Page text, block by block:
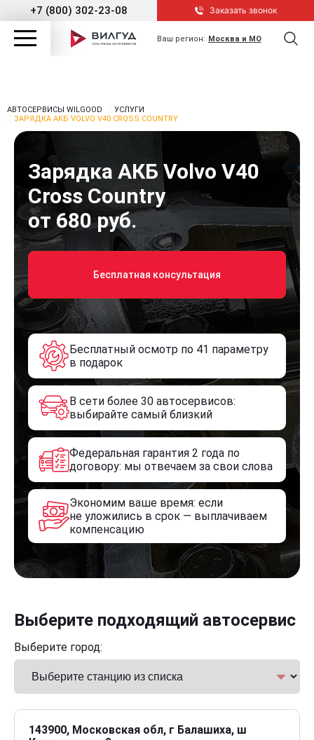
+7 (800) 302-23-08 Заказать звонок
Ваш регион: Москва и МО
АВТОСЕРВИСЫ WILGOOD
УСЛУГИ
ЗАРЯДКА АКБ VOLVO V40 CROSS COUNTRY
Зарядка АКБ Volvo V40
Cross Country
от 680 руб.
Бесплатная консультация
Бесплатный осмотр по 41 параметру
в подарок
В сети более 30 автосервисов:
выбирайте самый близкий
Федеральная гарантия 2 года по
договору: мы отвечаем за свои слова
Экономим ваше время: если
не уложились в срок — выплачиваем
компенсацию
Выберите подходящий автосервис
Выберите город:
143900, Московская обл, г Балашиха, ш